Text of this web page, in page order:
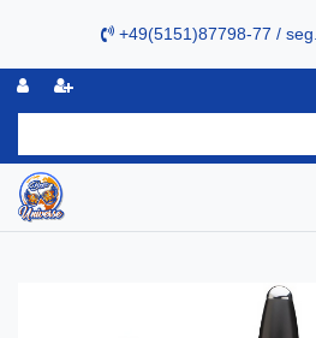
+49(5151)87798-77 /